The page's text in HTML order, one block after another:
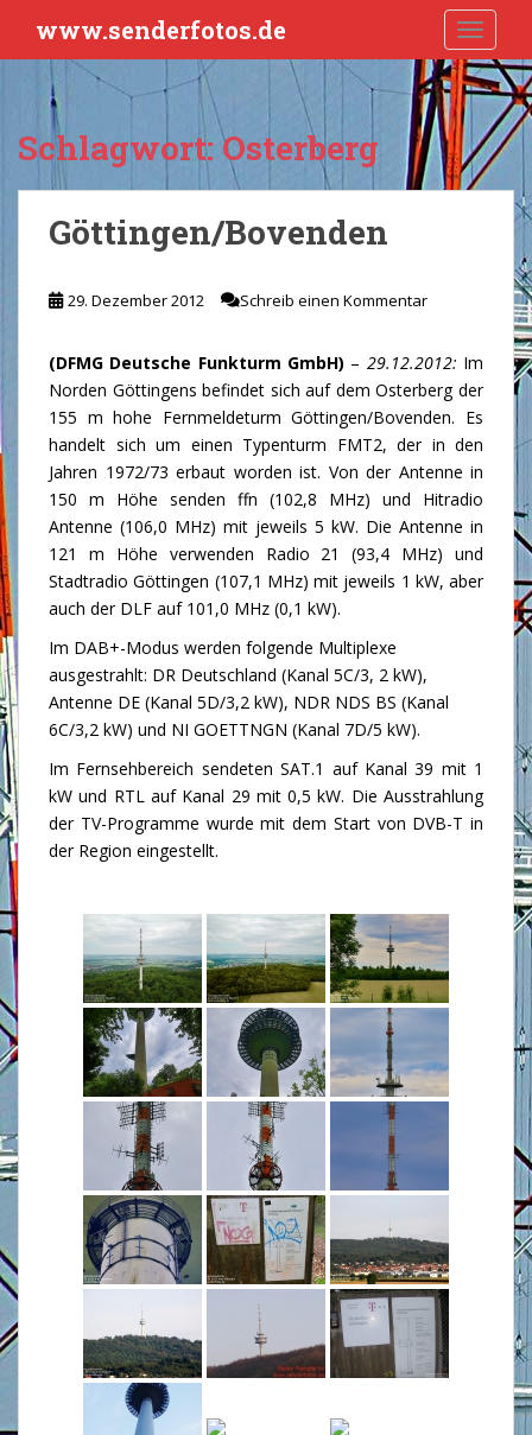
i
t
www.senderfotos.de
Schlagwort:Osterberg
Göttingen/Bovenden
29. Dezember 2012 Schreib einen Kommentar
(DFMG Deutsche Funkturm GmbH) – 29.12.2012: Im
Norden Göttingens befindet sich auf dem Osterberg der
155 m hohe Fernmeldeturm Göttingen/Bovenden. Es
handelt sich um einen Typenturm FMT2, der in den
Jahren 1972/73 erbaut worden ist. Von der Antenne in
150 m Höhe senden ffn (102,8 MHz) und Hitradio
Antenne (106,0 MHz) mit jeweils 5 kW. Die Antenne in
121 m Höhe verwenden Radio 21 (93,4 MHz) und
Stadtradio Göttingen (107,1 MHz) mit jeweils 1 kW, aber
auch der DLF auf 101,0 MHz (0,1 kW).
Im DAB+-Modus werden folgende Multiplexe
ausgestrahlt: DR Deutschland (Kanal 5C/3, 2 kW),
Antenne DE (Kanal 5D/3,2 kW), NDR NDS BS (Kanal
6C/3,2 kW) und NI GOETTNGN (Kanal 7D/5 kW).
Im Fernsehbereich sendeten SAT.1 auf Kanal 39 mit 1
kW und RTL auf Kanal 29 mit 0,5 kW. Die Ausstrahlung
der TV-Programme wurde mit dem Start von DVB-T in
der Region eingestellt.